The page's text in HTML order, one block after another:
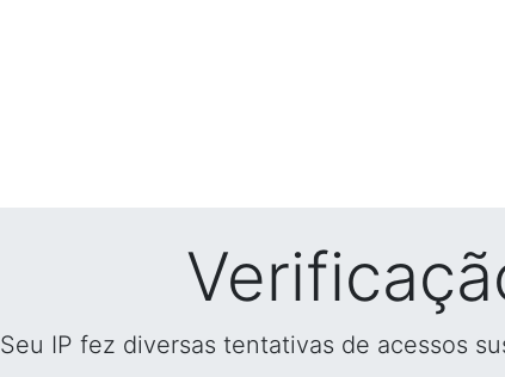
Seu IP fez diversas tentativas de acessos